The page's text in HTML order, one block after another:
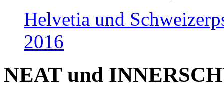
Helvetia und
2016
NEAT und